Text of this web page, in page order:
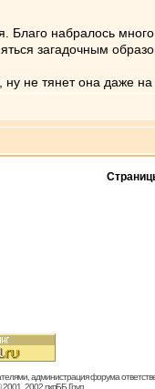
набралось
загадочным
не тянет она даже
администрация форума
2002 пхпББ Груп